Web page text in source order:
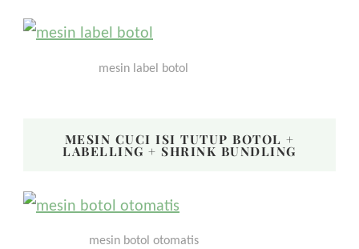
mesin label botol
MESIN CUCI ISI TUTUP BOTOL +
LABELLING + SHRINK BUNDLING
mesin botol otomatis